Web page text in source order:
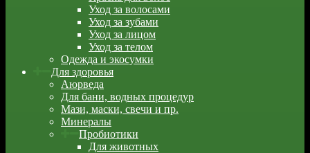
Уход за волосами
Уход за зубами
Уход за лицом
Уход за телом
Одежда и экосумки
Для здоровья
Аюрведа
Для бани, водных процедур
Мази, маски, свечи и пр.
Минералы
Пробиотики
Для животных